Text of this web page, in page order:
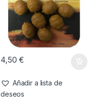
4,50€
Añadir a lista de
deseos